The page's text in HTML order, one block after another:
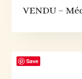
VENDU –
Save